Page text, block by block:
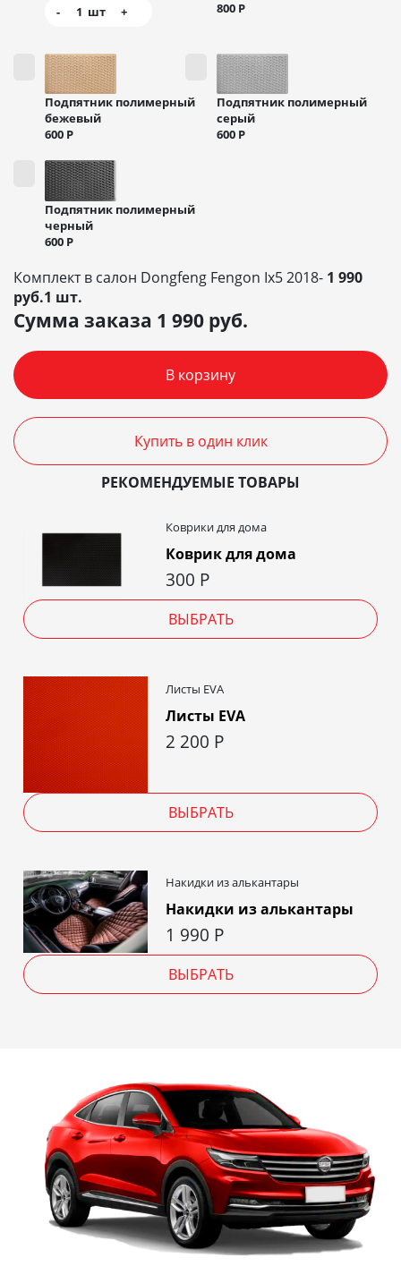
- 1 шт +
800 Р
Подпятник полимерный
бежевый
600 Р
Подпятник полимерный
серый
600 Р
Подпятник полимерный
черный
600 Р
Комплект в салон Dongfeng Fengon Ix5 2018- 1 990
руб.1 шт.
Сумма заказа 1 990 руб.
В корзину
Купить в один клик
РЕКОМЕНДУЕМЫЕ ТОВАРЫ
Коврики для дома
Коврик для дома
300 Р
ВЫБРАТЬ
Листы EVA
Листы EVA
2 200 Р
ВЫБРАТЬ
Накидки из алькантары
Накидки из алькантары
1 990 Р
ВЫБРАТЬ